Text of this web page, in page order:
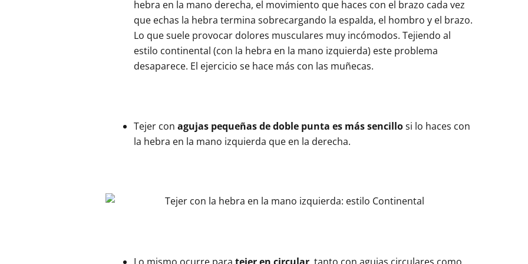
hebra en la mano derecha, el movimiento que haces con el brazo cada vez
que echas la hebra termina sobrecargando la espalda, el hombro y el brazo.
Lo que suele provocar dolores musculares muy incómodos. Tejiendo al
estilo continental (con la hebra en la mano izquierda) este problema
desaparece. El ejercicio se hace más con las muñecas.
Tejer con agujas pequeñas de doble punta es más sencillosi lo haces con
la hebra en la mano izquierda que en la derecha.